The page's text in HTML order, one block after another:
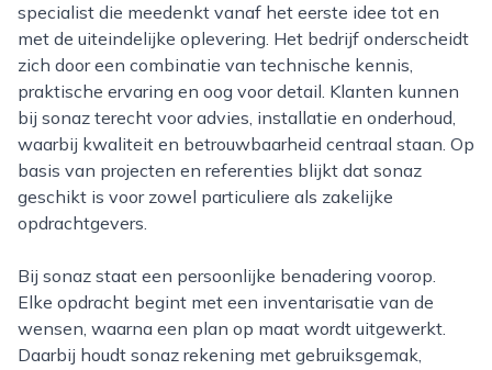
specialist die meedenkt vanaf het eerste idee tot en
met de uiteindelijke oplevering. Het bedrijf onderscheidt
zich door een combinatie van technische kennis,
praktische ervaring en oog voor detail. Klanten kunnen
bij sonaz terecht voor advies, installatie en onderhoud,
waarbij kwaliteit en betrouwbaarheid centraal staan. Op
basis van projecten en referenties blijkt dat sonaz
geschikt is voor zowel particuliere als zakelijke
opdrachtgevers.
Bij sonaz staat een persoonlijke benadering voorop.
Elke opdracht begint met een inventarisatie van de
wensen, waarna een plan op maat wordt uitgewerkt.
Daarbij houdt sonaz rekening met gebruiksgemak,